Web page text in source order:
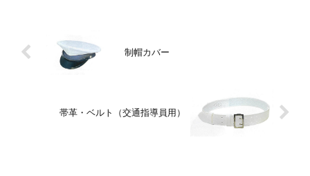
制帽カバー
帯革・ベルト（交通指導員用）